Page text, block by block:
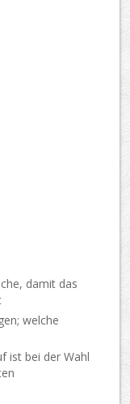
damit das
welche
ist bei der Wahl